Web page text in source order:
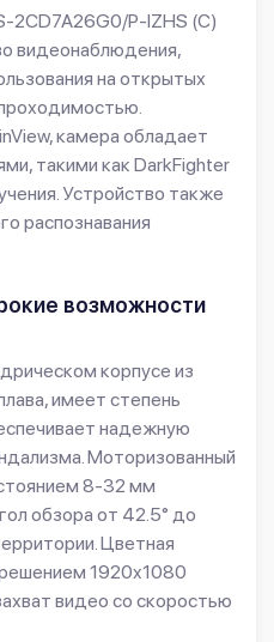
2CD7A26G0/P-IZHS (C)
видеонаблюдения,
на открытых
камера обладает
такими как DarkFighter
Устройство также
распознавания
возможности
корпусе из
имеет степень
надежную
Моторизованный
8-32 мм
обзора от 42.5° до
Цветная
1920x1080
видео со скоростью